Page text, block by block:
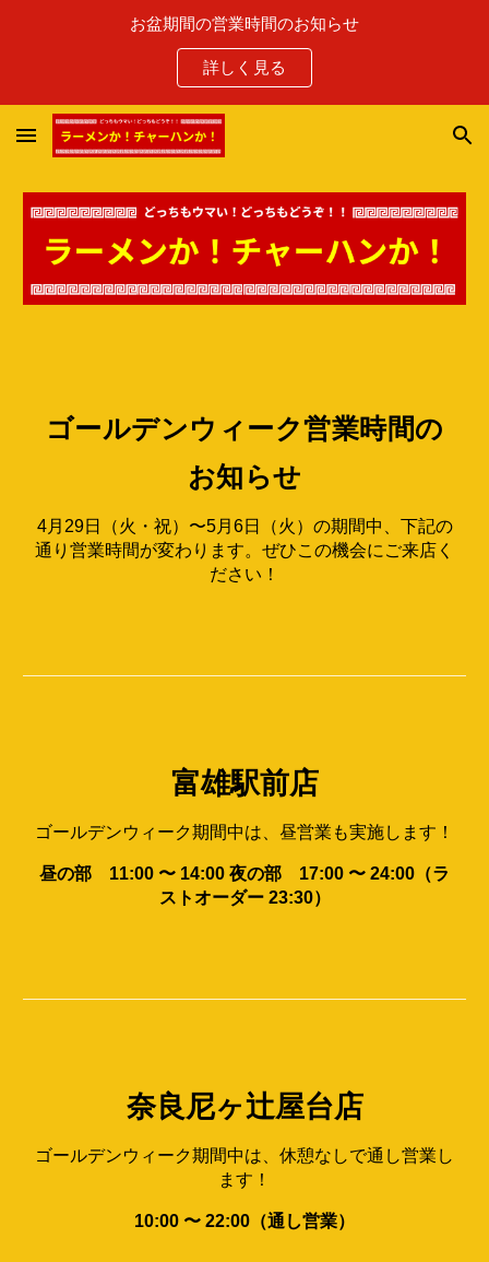
お盆期間の営業時間のお知らせ
詳しく見る
ゴールデンウィーク営業時間の
お知らせ
4月29日（火・祝）〜5月6日（火）の期間中、下記の
通り営業時間が変わります。ぜひこの機会にご来店く
ださい！
富雄駅前店
ゴールデンウィーク期間中は、昼営業も実施します！
昼の部 11:00 〜 14:00 夜の部 17:00 〜 24:00（ラ
ストオーダー 23:30）
奈良尼ヶ辻屋台店
ゴールデンウィーク期間中は、休憩なしで通し営業し
ます！
10:00 〜 22:00（通し営業）